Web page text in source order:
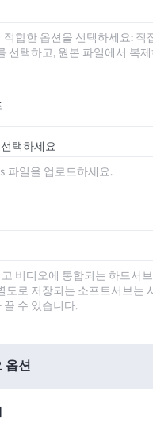
적합한 옵션을 선택하세요: 직
선택하고, 원본 파일에서 복
택하세요
파일을 업로드하세요.
비디오에 통합되는 하드서
도로 저장되는 소프트서브는
끌 수 있습니다.
옵션